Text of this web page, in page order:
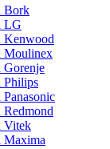
Bork
LG
Moulinex
Vitek